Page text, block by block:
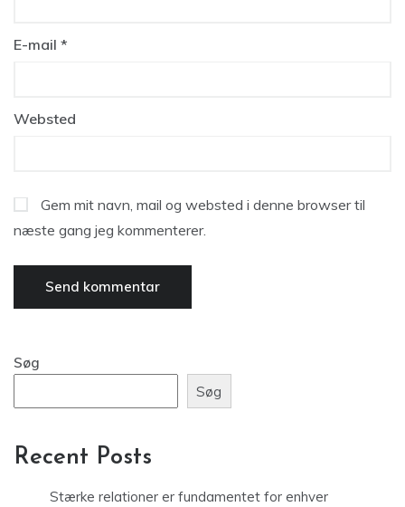
E-mail *
Websted
Gem mit navn, mail og websted i denne browser til
næste gang jeg kommenterer.
Søg
Søg
Recent Posts
Stærke relationer er fundamentet for enhver